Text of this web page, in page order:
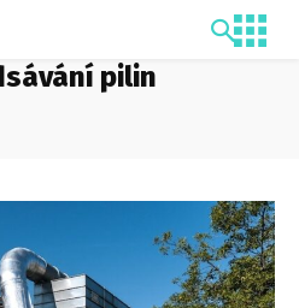
pilin